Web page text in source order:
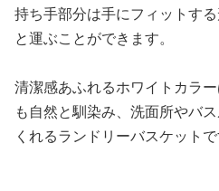
持ち手部分は手にフィットす
と運ぶことができます。
清潔感あふれるホワイトカラ
も自然と馴染み、洗面所やバ
くれるランドリーバスケットで